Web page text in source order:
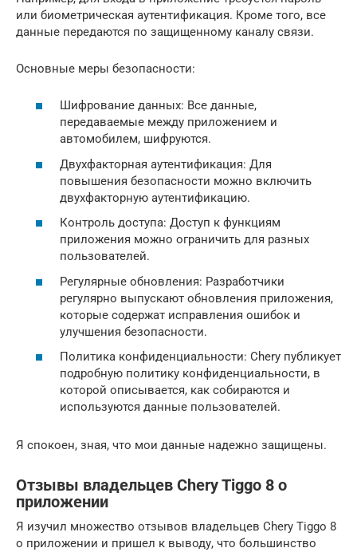
или биометрическая аутентификация. Кроме того, все
данные передаются по защищенному каналу связи.
Основные меры безопасности:
Шифрование данных: Все данные,
передаваемые между приложением и
автомобилем, шифруются.
Двухфакторная аутентификация: Для
повышения безопасности можно включить
двухфакторную аутентификацию.
Контроль доступа: Доступ к функциям
приложения можно ограничить для разных
пользователей.
Регулярные обновления: Разработчики
регулярно выпускают обновления приложения,
которые содержат исправления ошибок и
улучшения безопасности.
Политика конфиденциальности: Chery публикует
подробную политику конфиденциальности, в
которой описывается, как собираются и
используются данные пользователей.
Я спокоен, зная, что мои данные надежно защищены.
Отзывы владельцев Chery Tiggo 8 о
приложении
Я изучил множество отзывов владельцев Chery Tiggo 8
о приложении и пришел к выводу, что большинство